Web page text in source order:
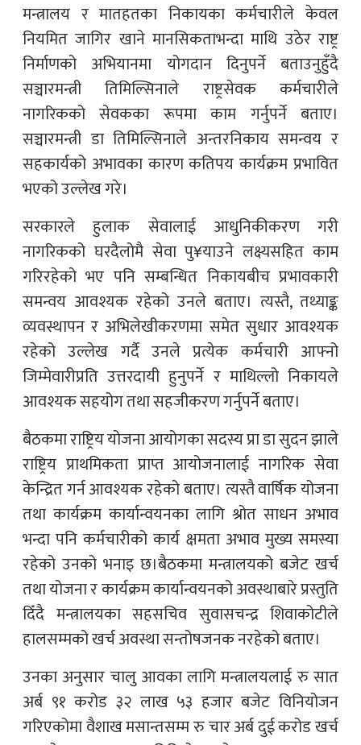
मन्त्रालय र मातहतका निकायका कर्मचारीले केवल
नियमित जागिर खाने मानसिकताभन्दा माथि उठेर राष्ट्र
निर्माणको अभियानमा योगदान दिनुपर्ने बताउनुहुँदै
सञ्चारमन्त्री तिमिल्सिनाले राष्ट्रसेवक कर्मचारीले
नागरिकको सेवकका रूपमा काम गर्नुपर्ने बताए।
सञ्चारमन्त्री डा तिमिल्सिनाले अन्तरनिकाय समन्वय र
सहकार्यको अभावका कारण कतिपय कार्यक्रम प्रभावित
भएको उल्लेख गरे।
सरकारले हुलाक सेवालाई आधुनिकीकरण गरी
नागरिकको घरदैलोमै सेवा पु¥याउने लक्ष्यसहित काम
गरिरहेको भए पनि सम्बन्धित निकायबीच प्रभावकारी
समन्वय आवश्यक रहेको उनले बताए। त्यस्तै, तथ्याङ्क
व्यवस्थापन र अभिलेखीकरणमा समेत सुधार आवश्यक
रहेको उल्लेख गर्दै उनले प्रत्येक कर्मचारी आफ्नो
जिम्मेवारीप्रति उत्तरदायी हुनुपर्ने र माथिल्लो निकायले
आवश्यक सहयोग तथा सहजीकरण गर्नुपर्ने बताए।
बैठकमा राष्ट्रिय योजना आयोगका सदस्य प्रा डा सुदन झाले
राष्ट्रिय प्राथमिकता प्राप्त आयोजनालाई नागरिक सेवा
केन्द्रित गर्न आवश्यक रहेको बताए। त्यस्तै वार्षिक योजना
तथा कार्यक्रम कार्यान्वयनका लागि श्रोत साधन अभाव
भन्दा पनि कर्मचारीको कार्य क्षमता अभाव मुख्य समस्या
रहेको उनको भनाइ छ।बैठकमा मन्त्रालयको बजेट खर्च
तथा योजना र कार्यक्रम कार्यान्वयनको अवस्थाबारे प्रस्तुति
दिँदै मन्त्रालयका सहसचिव सुवासचन्द्र शिवाकोटीले
हालसम्मको खर्च अवस्था सन्तोषजनक नरहेको बताए।
उनका अनुसार चालु आवका लागि मन्त्रालयलाई रु सात
अर्ब ९१ करोड ३२ लाख ५३ हजार बजेट विनियोजन
गरिएकोमा वैशाख मसान्तसम्म रु चार अर्ब दुई करोड खर्च